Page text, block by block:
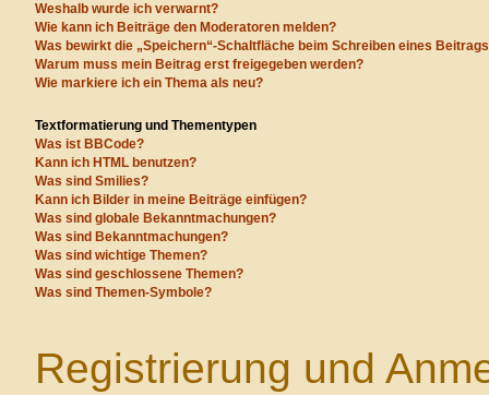
Weshalb wurde ich verwarnt?
Wie kann ich Beiträge den Moderatoren melden?
Was bewirkt die „Speichern“-Schaltfläche beim Schreiben eines
Warum muss mein Beitrag erst freigegeben werden?
Wie markiere ich ein Thema als neu?
Textformatierung und Thementypen
Was ist BBCode?
Kann ich HTML benutzen?
Was sind Smilies?
Kann ich Bilder in meine Beiträge einfügen?
Was sind globale Bekanntmachungen?
Was sind Bekanntmachungen?
Was sind wichtige Themen?
Was sind geschlossene Themen?
Was sind Themen-Symbole?
Registrierung und